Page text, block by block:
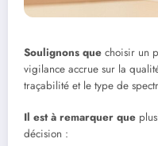
Soulignons que choisir un
vigilance accrue sur la
traçabilité et le type de
Il est à remarquer que
décision :